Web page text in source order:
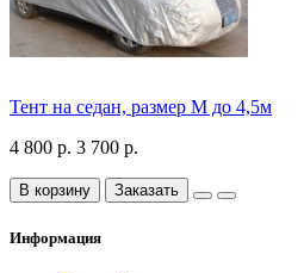
Тент на седан, размер М до 4,5м
4 800 р. 3 700 р.
В корзину Заказать
Информация